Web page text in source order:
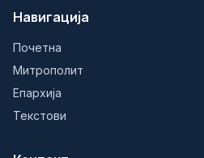
Навигација
Почетна
Митрополит
Епархија
Текстови